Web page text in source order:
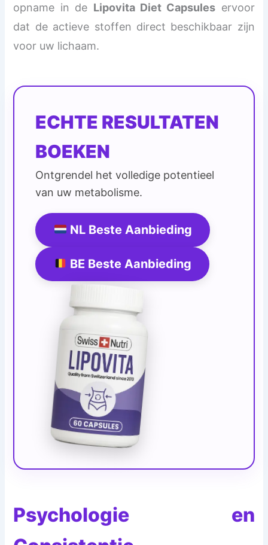
opname in de Lipovita Diet Capsules ervoor
dat de actieve stoffen direct beschikbaar zijn
voor uw lichaam.
ECHTE RESULTATEN
BOEKEN
Ontgrendel het volledige potentieel
van uw metabolisme.
NL Beste Aanbieding
BE Beste Aanbieding
Psychologie en